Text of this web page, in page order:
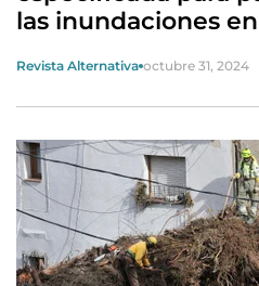
las inundaciones
Revista Alternativa octubre 31, 2024